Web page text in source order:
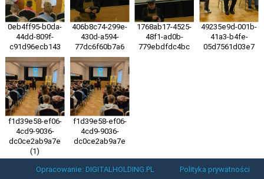
0eb4ff95-b0da-
44dd-809f-
c91d96ecb143
406b8c74-299e-
430d-a594-
77dc6f60b7a6
1768ab17-4525-
48f1-ad0b-
779ebdfdc4bc
49235e9d-001b-
41a3-b4fe-
05d7561d03e7
f1d39e58-ef06-
4cd9-9036-
dc0ce2ab9a7e
(1)
f1d39e58-ef06-
4cd9-9036-
dc0ce2ab9a7e
Opracowanie: DIGITALHOLDING.PL Polityka prywatności